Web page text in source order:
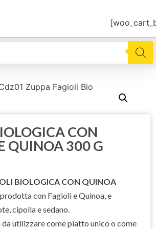
CON
QUINOA 300 G
BIOLOGICA CON QUINOA
con Fagioli e Quinoa, e
cipolla e sedano.
utilizzare come piatto unico o come